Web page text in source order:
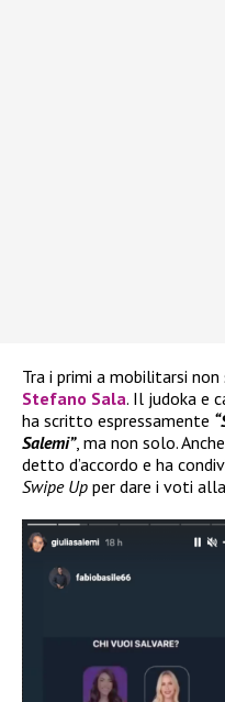
Tra i primi a mobilitarsi
Stefano Sala. Il judoka e
ha scritto espressamente
Salemi”, ma non solo.
detto d’accordo e ha
Swipe Up per dare i voti